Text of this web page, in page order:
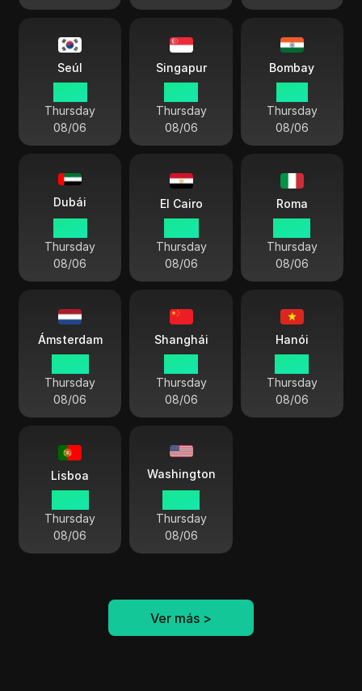
Seúl
Thursday
08/06
Singapur
Thursday
08/06
Bombay
Thursday
08/06
Dubái
Thursday
08/06
El Cairo
Thursday
08/06
Roma
Thursday
08/06
Ámsterdam
Thursday
08/06
Shanghái
Thursday
08/06
Hanói
Thursday
08/06
Lisboa
Thursday
08/06
Washington
Thursday
08/06
Ver más >